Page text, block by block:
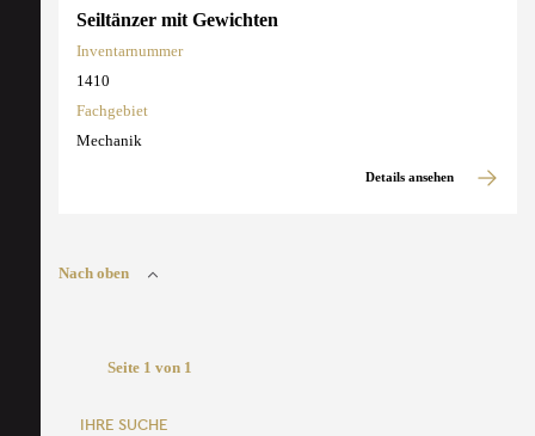
Seiltänzer mit Gewichten
Inventarnummer
1410
Fachgebiet
Mechanik
Details ansehen
Nach oben
Seite 1 von 1
IHRE SUCHE